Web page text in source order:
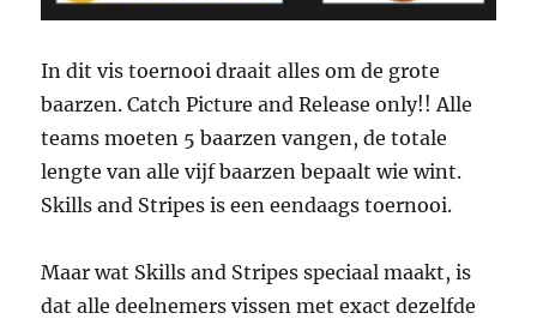
In dit vis toernooi draait alles om de grote
baarzen. Catch Picture and Release only!! Alle
teams moeten 5 baarzen vangen, de totale
lengte van alle vijf baarzen bepaalt wie wint.
Skills and Stripes is een eendaags toernooi.
Maar wat Skills and Stripes speciaal maakt, is
dat alle deelnemers vissen met exact dezelfde